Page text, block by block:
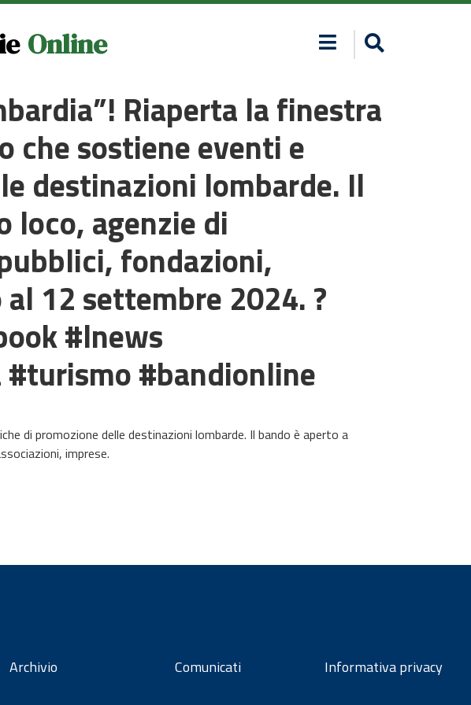
Online
Riaperta la finestra
che sostiene eventi e
destinazioni lombarde. Il
loco, agenzie di
fondazioni,
12 settembre 2024. ?
#lnews
#bandionline
di promozione delle destinazioni lombarde. Il bando è aperto a
imprese.
Archivio Comunicati Informativa privacy